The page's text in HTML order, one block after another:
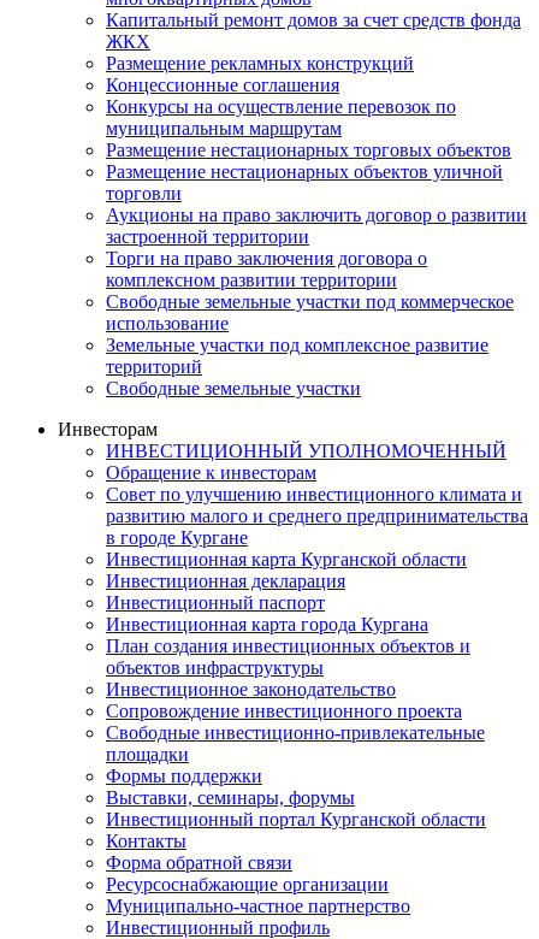
Капитальный ремонт домов за счет средств фонда
ЖКХ
Размещение рекламных конструкций
Концессионные соглашения
Конкурсы на осуществление перевозок по
муниципальным маршрутам
Размещение нестационарных торговых объектов
Размещение нестационарных объектов уличной
торговли
Аукционы на право заключить договор о развитии
застроенной территории
Торги на право заключения договора о
комплексном развитии территории
Свободные земельные участки под коммерческое
использование
Земельные участки под комплексное развитие
территорий
Свободные земельные участки
Инвесторам
ИНВЕСТИЦИОННЫЙ УПОЛНОМОЧЕННЫЙ
Обращение к инвесторам
Совет по улучшению инвестиционного климата и
развитию малого и среднего предпринимательства
в городе Кургане
Инвестиционная карта Курганской области
Инвестиционная декларация
Инвестиционный паспорт
Инвестиционная карта города Кургана
План создания инвестиционных объектов и
объектов инфраструктуры
Инвестиционное законодательство
Сопровождение инвестиционного проекта
Свободные инвестиционно-привлекательные
площадки
Формы поддержки
Выставки, семинары, форумы
Инвестиционный портал Курганской области
Контакты
Форма обратной связи
Ресурсоснабжающие организации
Муниципально-частное партнерство
Инвестиционный профиль